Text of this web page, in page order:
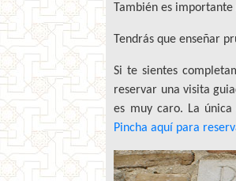
También es
Tendrás que enseñar
Si te sientes
reservar una visita
es muy caro. La
Pincha aquí para